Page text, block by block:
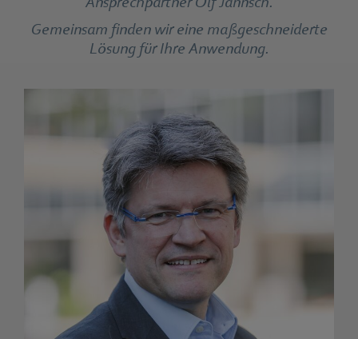
Gemeinsam finden wir eine maßgeschneiderte
Lösung für Ihre Anwendung.